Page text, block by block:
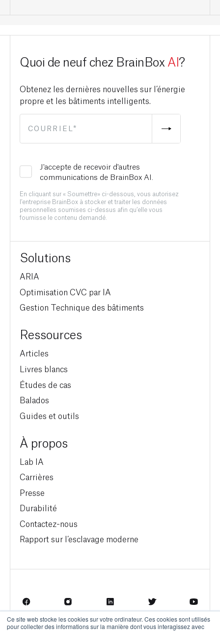
Ce site web stocke les cookies sur votre ordinateur. Ces cookies sont utilisés
pour collecter des informations sur la manière dont vous interagissez avec
Quoi de neuf chez BrainBox AI?
Obtenez les dernières nouvelles sur l’énergie
propre et les bâtiments intelligents.
J'accepte de recevoir d'autres
communications de BrainBox AI.
En cliquant sur « Soumettre» ci-dessous, vous autorisez
l’entreprise BrainBox à stocker et traiter les données
personnelles soumises ci-dessus afin qu’elle vous
fournisse le contenu demandé.
Solutions
ARIA
Optimisation CVC par IA
Gestion Technique des bâtiments
Ressources
Articles
Livres blancs
Études de cas
Balados
Guides et outils
À propos
Lab IA
Carrières
Presse
Durabilité
Contactez-nous
Rapport sur l’esclavage moderne
Termes d'utilisation Politique de confidentialité